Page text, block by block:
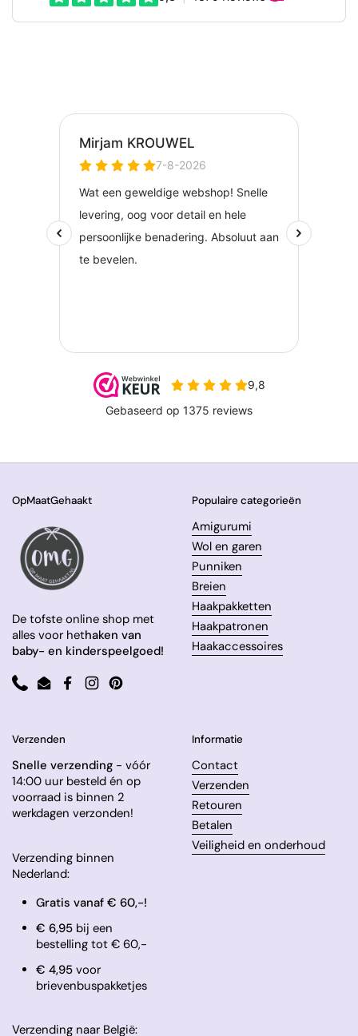
OpMaatGehaakt
De tofste online shop met
alles voor hethaken van
baby- en kinderspeelgoed!
PhoneEmailFacebook
InstagramPinterest
Populaire categorieën
Amigurumi
Wol en garen
Punniken
Breien
Haakpakketten
Haakpatronen
Haakaccessoires
Verzenden
Snelle verzending - vóór
14:00 uur besteld én op
voorraad is binnen 2
werkdagen verzonden!
Verzending binnen
Nederland:
Gratis vanaf € 60,-!
€ 6,95 bij een
bestelling tot € 60,-
​€ 4,95 voor
brievenbuspakketjes
Verzending naar België:
Informatie
Contact
Verzenden
Retouren
Betalen
Veiligheid en onderhoud